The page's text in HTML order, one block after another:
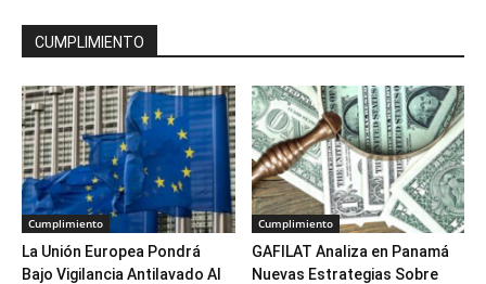
CUMPLIMIENTO
Cumplimiento
La Unión Europea Pondrá
Bajo Vigilancia Antilavado Al
Cumplimiento
GAFILAT Analiza en Panamá
Nuevas Estrategias Sobre